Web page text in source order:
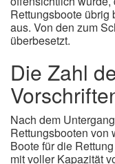
Rettungsboote übrig
aus. Von den zum
überbesetzt.
Die Zahl
Nach dem
Rettungsbooten von
Boote für die
mit voller Kapazität